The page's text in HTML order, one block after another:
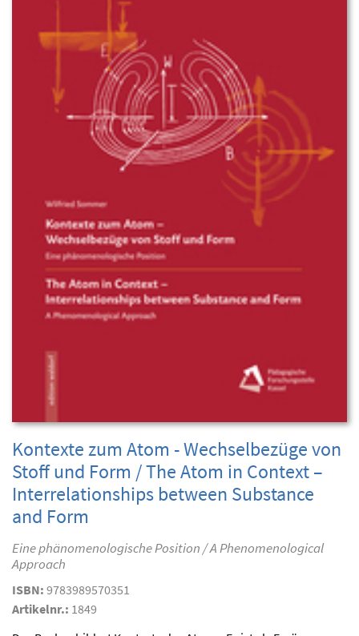
Kontexte zum Atom - Wechselbezüge von
Stoff und Form / The Atom in Context –
Interrelationships between Substance
and Form
Eine phänomenologische Position / A Phenomenological
Approach
ISBN: 9783989570351
Artikelnr.: 1849